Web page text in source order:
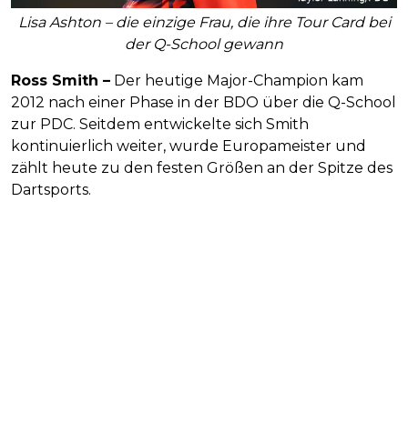
Lisa Ashton – die einzige Frau, die ihre Tour Card bei
der Q-School gewann
Ross Smith – Der heutige Major-Champion kam
2012 nach einer Phase in der BDO über die Q-School
zur PDC. Seitdem entwickelte sich Smith
kontinuierlich weiter, wurde Europameister und
zählt heute zu den festen Größen an der Spitze des
Dartsports.